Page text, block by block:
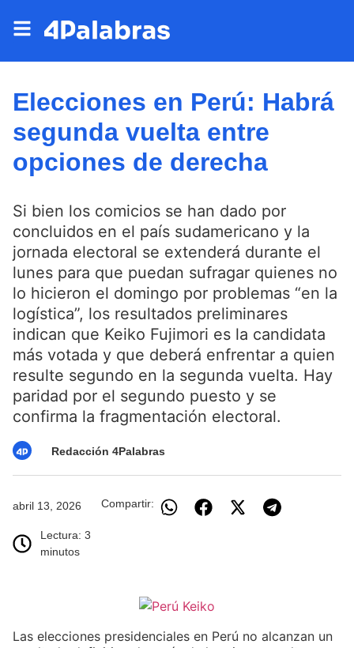
Elecciones en Perú: Habrá
segunda vuelta entre
opciones de derecha
Si bien los comicios se han dado por
concluidos en el país sudamericano y la
jornada electoral se extenderá durante el
lunes para que puedan sufragar quienes no
lo hicieron el domingo por problemas “en la
logística”, los resultados preliminares
indican que Keiko Fujimori es la candidata
más votada y que deberá enfrentar a quien
resulte segundo en la segunda vuelta. Hay
paridad por el segundo puesto y se
confirma la fragmentación electoral.
Redacción 4Palabras
abril 13, 2026
Lectura: 3
minutos
Compartir:
Las elecciones presidenciales en Perú no alcanzan un